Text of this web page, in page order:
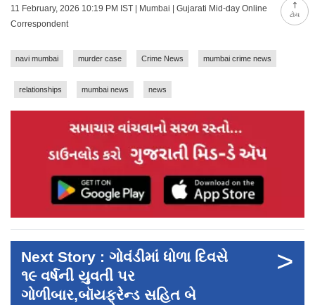
ટોચ
11 February, 2026 10:19 PM IST | Mumbai | Gujarati Mid-day Online
Correspondent
navi mumbai murder case Crime News mumbai crime news
relationships mumbai news news
Next Story : ગોવંડીમાં ધોળા દિવસે
૧૯ વર્ષની યુવતી પર
ગોળીબાર,બૉયફ્રેન્ડ સહિત બે
>